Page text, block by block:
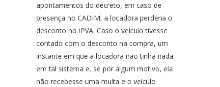
apontamentos do decreto, em caso de
presença no CADIM, a locadora perderia o
desconto no IPVA. Caso o veículo tivesse
contado com o desconto na compra, um
instante em que a locadora não tinha nada
em tal sistema e, se por algum motivo, ela
não recebesse uma multa e o veículo